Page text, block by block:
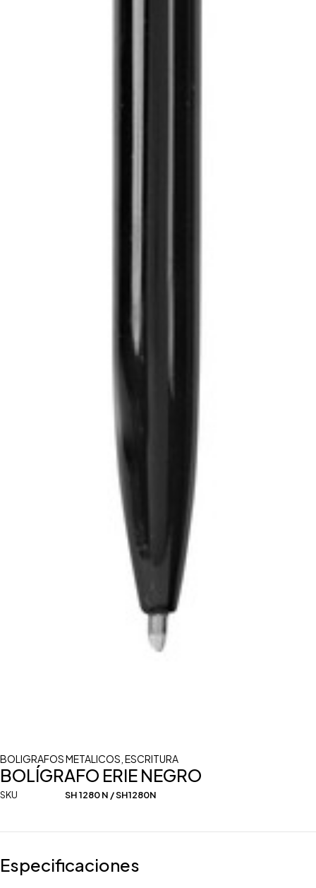
BOLIGRAFOS METALICOS ESCRITURA
BOLÍGRAFO ERIE NEGRO
SKU SH 1280 N / SH1280N
Especificaciones